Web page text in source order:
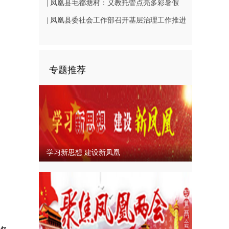
（B1402-3）
相凤凰古城从文广场
| 凤凰县毛都塘村：义教托管点亮多彩暑假
| 凤凰县委社会工作部召开基层治理工作推进
专题推荐
学习新思想 建设新凤凰